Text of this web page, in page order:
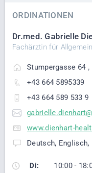
ORDINATIONEN
Dr.med. Gabrielle
Fachärztin für
Stumpergasse 64 ,
+43 664 5895339
+43 664 589 533 9
www.dienhart-
Deutsch,
Di:
10:00 -